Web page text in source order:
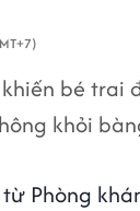
bé trai
khỏi
Phòng